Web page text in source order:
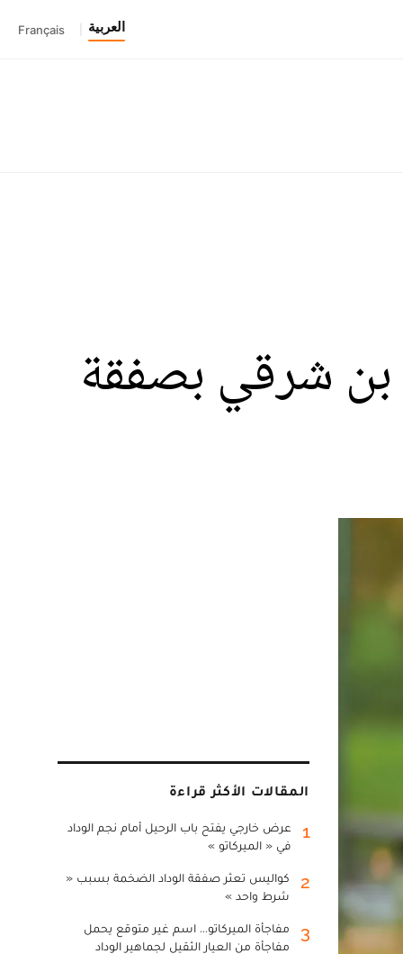
العربية Français
بن شرقي بصفقة
المقالات الأكثر قراءة
1
عرض خارجي يفتح باب الرحيل أمام نجم الوداد
في « الميركاتو »
2
كواليس تعثر صفقة الوداد الضخمة بسبب «
شرط واحد »
3
مفاجأة الميركاتو... اسم غير متوقع يحمل
مفاجأة من العيار الثقيل لجماهير الوداد